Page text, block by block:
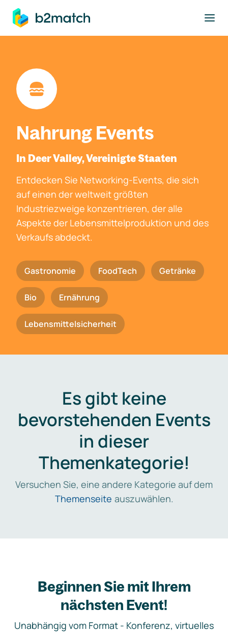
springen
Nahrung Events
In Deer Valley, Vereinigte Staaten
Entdecken Sie Networking-Events, die sich
auf einen der weltweit größten
Industriezweige konzentrieren, der alle
Aspekte der Lebensmittelproduktion und des
Verkaufs abdeckt.
Gastronomie FoodTech Getränke
Bio Ernährung
Lebensmittelsicherheit
Es gibt keine
bevorstehenden Events
in dieser
Themenkategorie!
Versuchen Sie, eine andere Kategorie auf dem
Themenseite auszuwählen.
Beginnen Sie mit Ihrem
nächsten Event!
Unabhängig vom Format - Konferenz, virtuelles